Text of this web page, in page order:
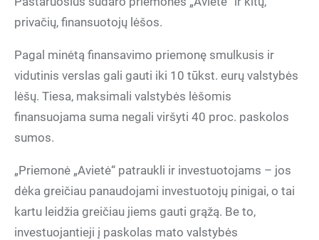
privačių, finansuotojų lėšos.
Pagal minėtą finansavimo priemonę smulkusis ir
vidutinis verslas gali gauti iki 10 tūkst. eurų valstybės
lėšų. Tiesa, maksimali valstybės lėšomis
finansuojama suma negali viršyti 40 proc. paskolos
sumos.
„Priemonė „Avietė“ patraukli ir investuotojams – jos
dėka greičiau panaudojami investuotojų pinigai, o tai
kartu leidžia greičiau jiems gauti grąžą. Be to,
investuojantieji į paskolas mato valstybės